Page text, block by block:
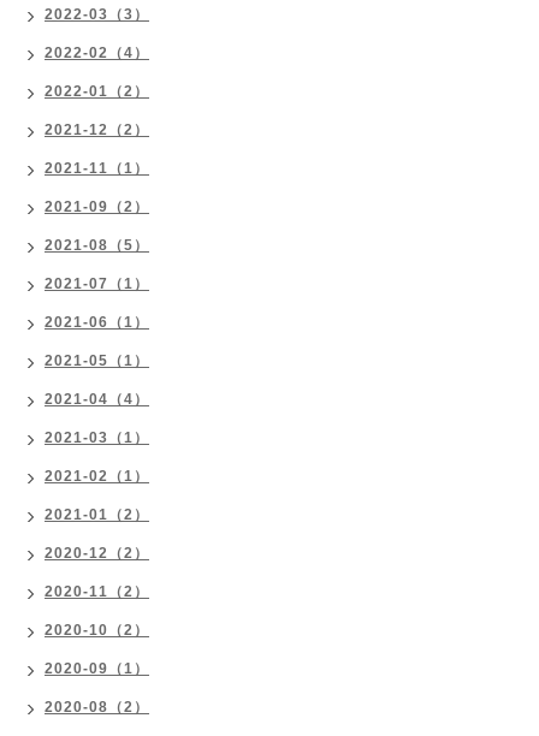
2022-03（3）
2022-02（4）
2022-01（2）
2021-12（2）
2021-11（1）
2021-09（2）
2021-08（5）
2021-07（1）
2021-06（1）
2021-05（1）
2021-04（4）
2021-03（1）
2021-02（1）
2021-01（2）
2020-12（2）
2020-11（2）
2020-10（2）
2020-09（1）
2020-08（2）